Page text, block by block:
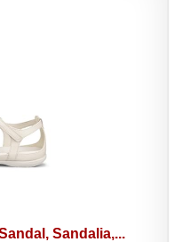
Sandalia,...